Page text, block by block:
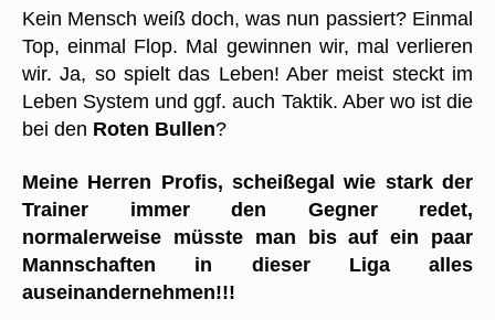
Kein Mensch weiß doch, was nun passiert? Einmal
Top, einmal Flop. Mal gewinnen wir, mal verlieren
wir. Ja, so spielt das Leben! Aber meist steckt im
Leben System und ggf. auch Taktik. Aber wo ist die
bei den Roten Bullen?
Meine Herren Profis, scheißegal wie stark der
Trainer immer den Gegner redet,
normalerweise müsste man bis auf ein paar
Mannschaften in dieser Liga alles
auseinandernehmen!!!